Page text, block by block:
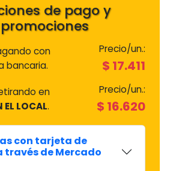
de pago y
promociones
con
bancaria.
Precio/un.:
$ 17.411
en
EL LOCAL.
Precio/un.:
$ 16.620
con tarjeta de
través de Mercado